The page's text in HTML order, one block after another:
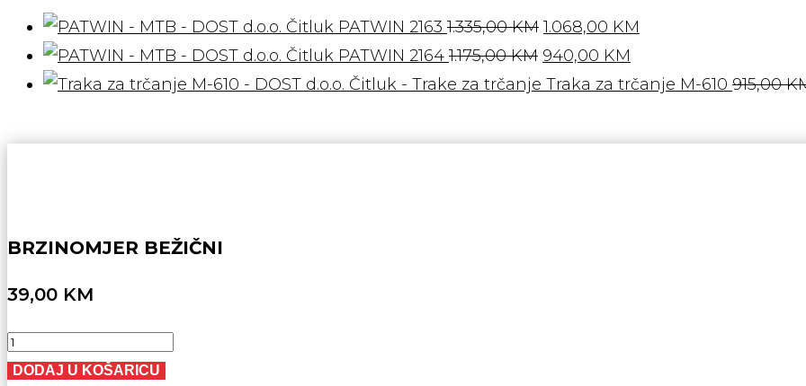
PATWIN 2163 1.335,00KM Izvorna
cijena
bila
1.335,00 KM.
1.068,00 KM
je:
PATWIN 2164 1.175,00KM Izvorna
cijena
je:
940,00 KM
cijena
940,00 KM.
Traka za trčanje M-610 915,00
BRZINOMJER BEŽIČNI
39,00 KM
BRZINOMJER
BEŽIČNI
DODAJ U KOŠARICU